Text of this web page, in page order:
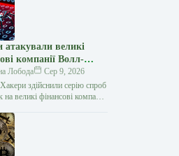
які спрощують приймання
бізнесу та роблять процес
атакували великі
компанії Волл-
удар потрапили
— Мінфін
Лобода
Сер 9, 2026
здійснили серію спроб
на великі фінансові компанії
та приватними
фірмами.